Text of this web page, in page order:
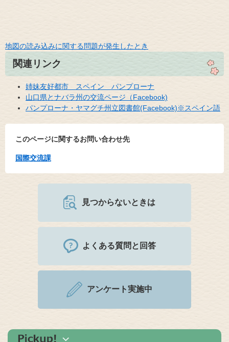
地図の読み込みに関する問題が発生したとき
関連リンク
姉妹友好都市 スペイン パンプローナ
山口県とナバラ州の交流ページ（Facebook)
パンプローナ・ヤマグチ州立図書館(Facebook)※スペイン語
このページに関するお問い合わせ先
国際交流課
見つからないときは
よくある質問と回答
アンケート実施中